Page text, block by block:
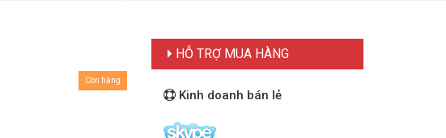
Còn hàng
HỖ TRỢ MUA HÀNG
Kinh doanh bán lẻ